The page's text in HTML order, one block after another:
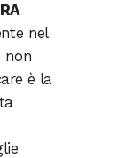
nel
non
è la